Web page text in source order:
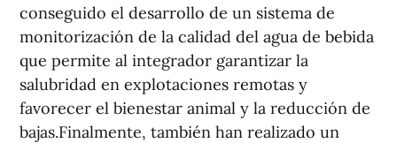
conseguido el desarrollo de un sistema de
monitorización de la calidad del agua de bebida
que permite al integrador garantizar la
salubridad en explotaciones remotas y
favorecer el bienestar animal y la reducción de
bajas.Finalmente, también han realizado un